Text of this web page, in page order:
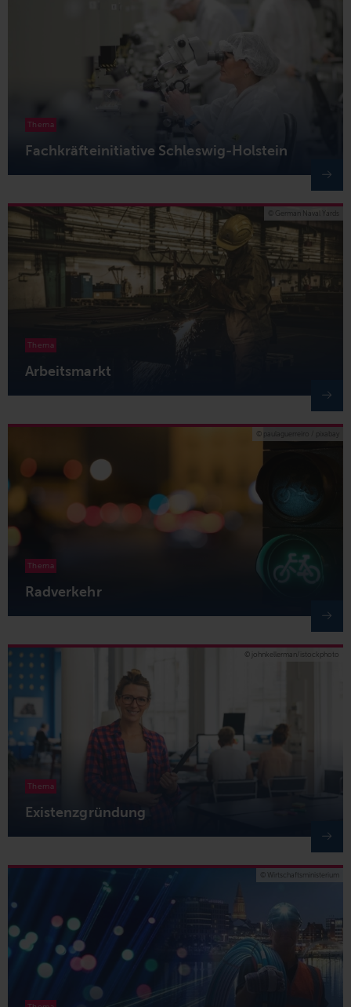
Fachkräfteinitiative Schleswig-Holstein
Thema
Arbeitsmarkt
Thema
© German Naval Yards
Radverkehr
Thema
© paulaguerreiro / pixabay
Existenzgründung
Thema
© johnkellerman/istockphoto
© Wirtschaftsministerium